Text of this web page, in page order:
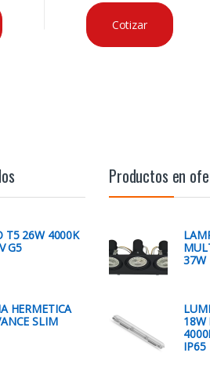
Cotizar
T5 26W 4000K
G5
HERMETICA
SLIM
Productos en
37W
18W
IP65